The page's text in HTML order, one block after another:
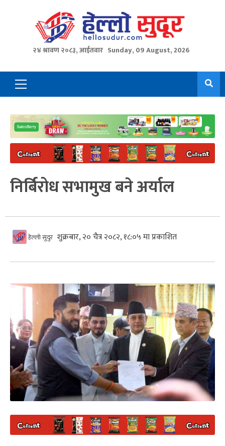
२४ श्रावण २०८३, आईतवार Sunday, 09 August, 2026
Primary
Menu
निर्बिरोध सभामुख बने अर्याल
हेल्लो सुदुर शुक्रबार, २० चैत्र २०८२, १८:०५ मा प्रकाशित